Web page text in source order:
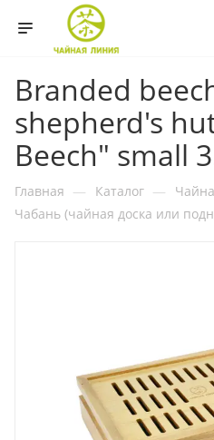
Branded
shepherd's
Beech" small
Главная — Каталог —
Чабань (чайная доска или